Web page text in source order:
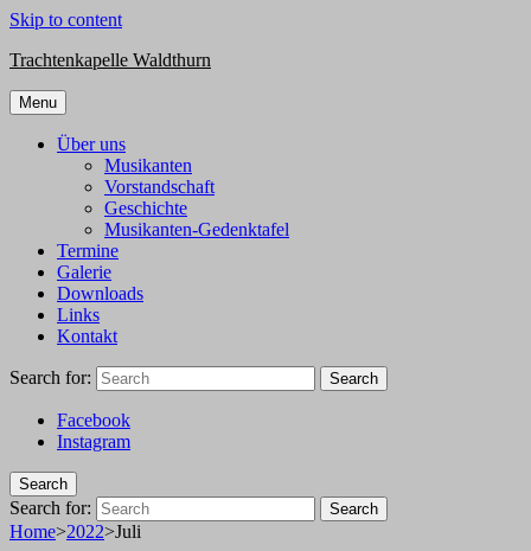
Skip to content
Trachtenkapelle Waldthurn
Menu
Über uns
Musikanten
Vorstandschaft
Geschichte
Musikanten-Gedenktafel
Termine
Galerie
Downloads
Links
Kontakt
Search for: Search
Facebook
Instagram
Search
Search for: Search
Home>2022>Juli